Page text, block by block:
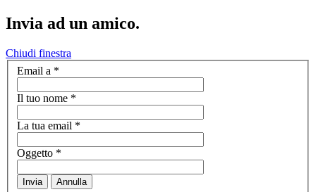
Invia ad un amico.
Chiudi finestra
Email a *
Il tuo nome *
La tua email *
Oggetto *
Invia Annulla